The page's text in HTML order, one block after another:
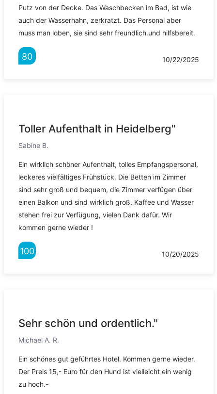
Putz von der Decke. Das Waschbecken im Bad, ist wie
auch der Wasserhahn, zerkratzt. Das Personal aber
muss man loben, sie sind sehr freundlich.und hilfsbereit.
80 10/22/2025
Toller Aufenthalt in Heidelberg"
Sabine B.
Ein wirklich schöner Aufenthalt, tolles Empfangspersonal,
leckeres vielfältiges Frühstück. Die Betten im Zimmer
sind sehr groß und bequem, die Zimmer verfügen über
einen Balkon und sind wirklich groß. Kaffee und Wasser
stehen frei zur Verfügung, vielen Dank dafür. Wir
kommen gerne wieder !
100 10/20/2025
Sehr schön und ordentlich."
Michael A. R.
Ein schönes gut geführtes Hotel. Kommen gerne wieder.
Der Preis 15,- Euro für den Hund ist vielleicht ein wenig
zu hoch.-